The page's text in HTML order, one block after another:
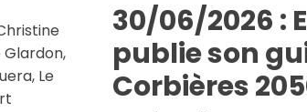
Glardon,
Le
30/06/2026 :
publie son
Corbières